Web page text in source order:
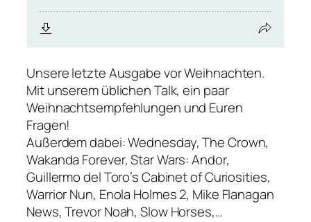
Unsere letzte Ausgabe vor Weihnachten.
Mit unserem üblichen Talk, ein paar
Weihnachtsempfehlungen und Euren
Fragen!
Außerdem dabei:Wednesday, The Crown,
Wakanda Forever, Star Wars: Andor,
Guillermo del Toro’s Cabinet of Curiosities,
Warrior Nun, Enola Holmes 2, Mike Flanagan
News, Trevor Noah, Slow Horses,…